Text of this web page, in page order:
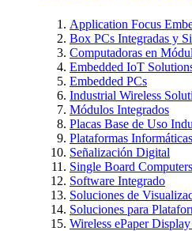
Application Focus
Box PCs Integradas y
Computadoras en
Embedded IoT
Embedded PCs
Industrial Wireless
Módulos Integrados
Placas Base de Uso
Plataformas
Señalización Digital
Single Board
Software Integrado
Soluciones de
Soluciones para
Wireless ePaper